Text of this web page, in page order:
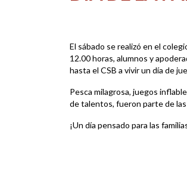
El sábado se realizó en el
12.00 horas, alumnos y
hasta el CSB a vivir un día de
Pesca milagrosa, juegos
de talentos, fueron parte de
¡Un día pensado para las